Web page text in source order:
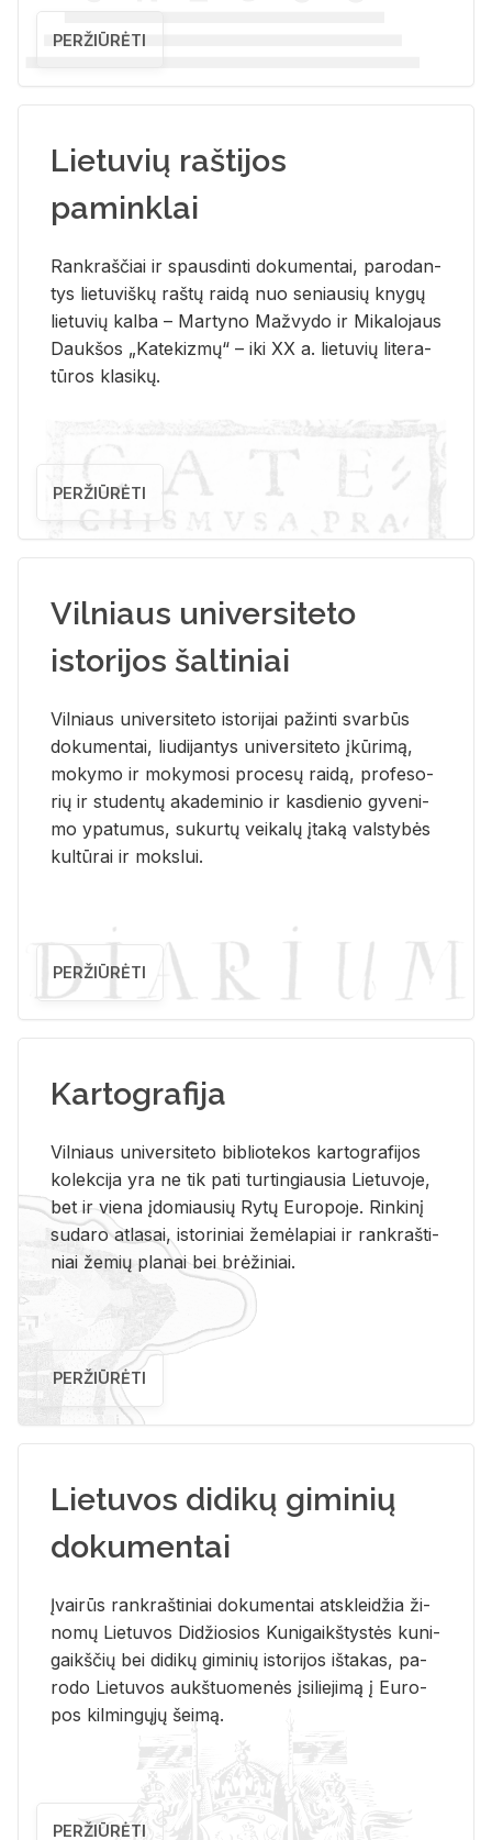
PERŽIŪRĖTI
Lietuvių raštijos
paminklai
Rank­raš­čiai ir spaus­din­ti do­ku­men­tai, pa­ro­dan­
tys lie­tu­viš­kų raš­tų rai­dą nuo se­niau­sių kny­gų
lie­tu­vių kal­ba – Mar­ty­no Ma­žvy­do ir Mi­ka­lo­jaus
Dauk­šos „Ka­te­kiz­mų“ – iki XX a. lie­tu­vių li­te­ra­
tū­ros kla­si­kų.
PERŽIŪRĖTI
Vilniaus universiteto
istorijos šaltiniai
Vil­niaus uni­ver­si­te­to is­to­ri­jai pa­žin­ti svar­būs
do­ku­men­tai, liu­di­jan­tys uni­ver­si­te­to įkū­ri­mą,
mo­ky­mo ir mo­ky­mo­si pro­ce­sų rai­dą, pro­fe­so­
rių ir stu­den­tų aka­de­mi­nio ir kas­die­nio gy­ve­ni­
mo ypa­tu­mus, su­kur­tų vei­ka­lų įta­ką vals­ty­bės
kul­tū­rai ir moks­lui.
PERŽIŪRĖTI
Kartografija
Vil­niaus uni­ver­si­te­to bi­b­lio­te­kos kar­to­gra­fi­jos
ko­lek­ci­ja yra ne tik pati tur­tin­giau­sia Lie­tu­vo­je,
bet ir vie­na įdo­miau­sių Rytų Eu­ro­po­je. Rin­ki­nį
su­da­ro at­la­sai, is­to­ri­niai že­mė­la­piai ir rank­raš­ti­
niai že­mių pla­nai bei brė­ži­niai.
PERŽIŪRĖTI
Lietuvos didikų giminių
dokumentai
Įvai­rūs rank­raš­ti­niai do­ku­men­tai at­sklei­džia ži­
no­mų Lie­tu­vos Di­džio­sios Ku­ni­gaikš­tys­tės ku­ni­
gaikš­čių bei di­di­kų gi­mi­nių is­to­ri­jos iš­ta­kas, pa­
ro­do Lie­tu­vos aukš­tuo­me­nės įsi­lie­ji­mą į Eu­ro­
pos kil­min­gų­jų šei­mą.
PERŽIŪRĖTI